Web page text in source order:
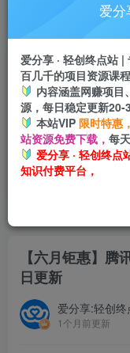
推广返佣高达
加入会员享受权益福利
【六月钜惠】
日更新
爱分享:轻创终
1个月前更新
爱分
爱分享 · 轻创终点站
百几千的项目资源课
内容涵盖网赚项目
源，每日稳定更新20-
本站VIP 限时特惠，
站资源免费下载， 每
爱分享 · 轻创终点
知识付费平台，